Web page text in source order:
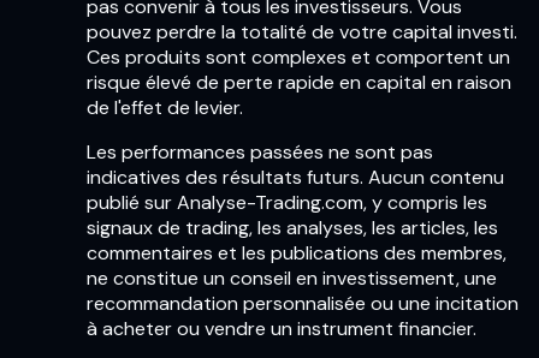
pas convenir à tous les investisseurs. Vous
pouvez perdre la totalité de votre capital investi.
Ces produits sont complexes et comportent un
risque élevé de perte rapide en capital en raison
de l'effet de levier.
Les performances passées ne sont pas
indicatives des résultats futurs. Aucun contenu
publié sur Analyse-Trading.com, y compris les
signaux de trading, les analyses, les articles, les
commentaires et les publications des membres,
ne constitue un conseil en investissement, une
recommandation personnalisée ou une incitation
à acheter ou vendre un instrument financier.